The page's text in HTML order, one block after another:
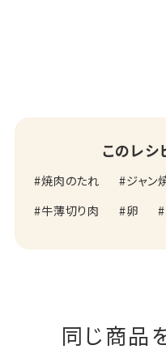
このレシ
焼肉のたれ
ジャン
牛薄切り肉
卵
同じ商品